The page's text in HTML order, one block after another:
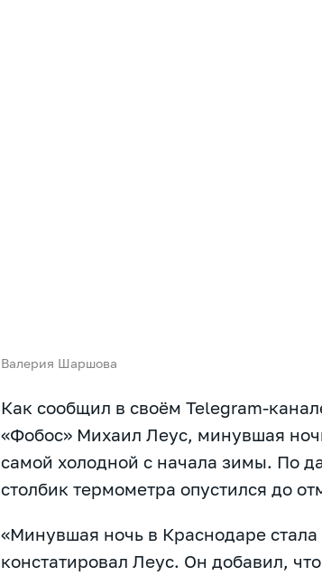
Валерия Шаршова
Как сообщил в своём Telegram-
«Фобос» Михаил Леус, минувшая
самой холодной с начала зимы. По
столбик термометра опустился до
«Минувшая ночь в Краснодаре
констатировал Леус. Он добавил,